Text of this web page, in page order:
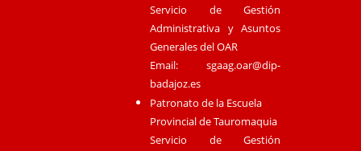
Servicio de Gestión
Administrativa y Asuntos
Generales del OAR
Email:sgaag.oar@dip-
badajoz.es
Patronato de la Escuela
Provincial de Tauromaquia
Servicio de Gestión